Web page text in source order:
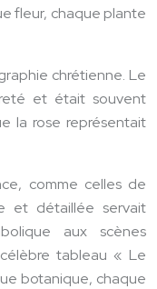
fleur, chaque plante
chrétienne. Le
et était souvent
la rose représentait
comme celles de
et détaillée servait
aux scènes
tableau « Le
botanique, chaque